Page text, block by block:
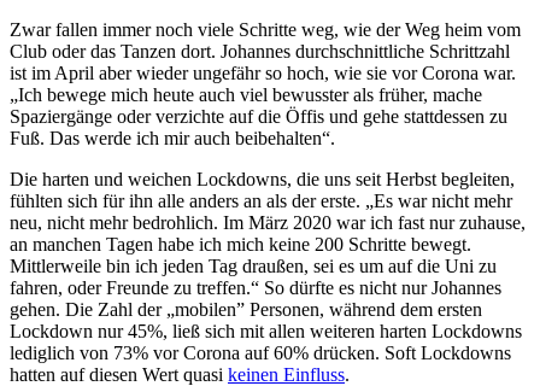
Zwar fallen immer noch viele Schritte weg, wie der Weg heim vom
Club oder das Tanzen dort. Johannes durchschnittliche Schrittzahl
ist im April aber wieder ungefähr so hoch, wie sie vor Corona war.
„Ich bewege mich heute auch viel bewusster als früher, mache
Spaziergänge oder verzichte auf die Öffis und gehe stattdessen zu
Fuß. Das werde ich mir auch beibehalten“.
Die harten und weichen Lockdowns, die uns seit Herbst begleiten,
fühlten sich für ihn alle anders an als der erste. „Es war nicht mehr
neu, nicht mehr bedrohlich. Im März 2020 war ich fast nur zuhause,
an manchen Tagen habe ich mich keine 200 Schritte bewegt.
Mittlerweile bin ich jeden Tag draußen, sei es um auf die Uni zu
fahren, oder Freunde zu treffen.“ So dürfte es nicht nur Johannes
gehen. Die Zahl der „mobilen” Personen, während dem ersten
Lockdown nur 45%, ließ sich mit allen weiteren harten Lockdowns
lediglich von 73% vor Corona auf 60% drücken. Soft Lockdowns
hatten auf diesen Wert quasi keinen Einfluss.